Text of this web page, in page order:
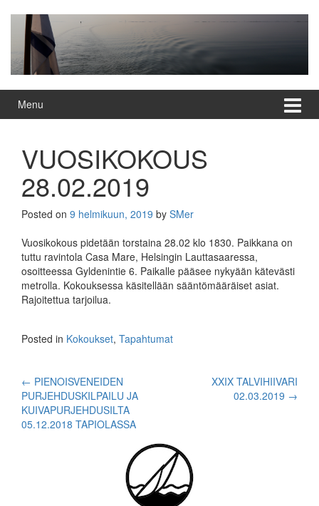
content
menu
Menu
VUOSIKOKOUS
28.02.2019
Posted on 9 helmikuun, 2019 by SMer
Vuosikokous pidetään torstaina 28.02 klo 1830. Paikkana on
tuttu ravintola Casa Mare, Helsingin Lauttasaaressa,
osoitteessa Gyldenintie 6. Paikalle pääsee nykyään kätevästi
metrolla. Kokouksessa käsitellään sääntömääräiset asiat.
Rajoitettua tarjoilua.
Posted in Kokoukset, Tapahtumat
Post
navigation
← PIENOISVENEIDEN
PURJEHDUSKILPAILU JA
KUIVAPURJEHDUSILTA
05.12.2018 TAPIOLASSA
XXIX TALVIHIIVARI
02.03.2019 →